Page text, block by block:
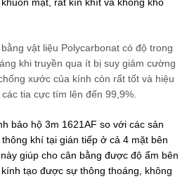
vật liệu Polycarbonat có độ trong
khi truyền qua ít bị suy giảm cường
xước của kính còn rất tốt và hiệu
tia cực tím lên đến 99,9%.
bảo hộ 3m 1621AF so với các sản
khí tại gián tiếp ở cả 4 mặt bên
giúp cho cân bằng được độ ẩm bên
tạo được sự thông thoáng, không